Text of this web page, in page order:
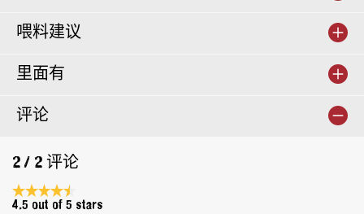
喂料建议
里面有
评论
2 / 2 评论
Average rating 4.5 of 5 Stars
4.5 out of 5 stars